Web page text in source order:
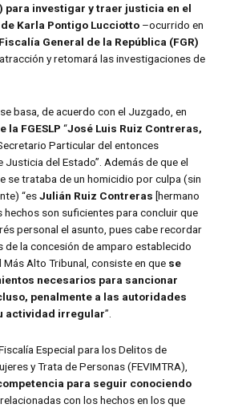
para investigar y traer justicia en el
Karla Pontigo Lucciotto –ocurrido en
Fiscalía General de la República (FGR)
y retomará las investigaciones de
basa, de acuerdo con el Juzgado, en
la FGESLP “José Luis Ruiz Contreras,
Particular del entonces
del Estado”. Además de que el
se trataba de un homicidio por culpa (sin
“esJulián Ruiz Contreras [hermano
hechos son suficientes para concluir que
personal el asunto, pues cabe recordar
de la concesión de amparo establecido
Más Alto Tribunal, consiste en que se
necesarios para sancionar
penalmente a las autoridades
actividad irregular”.
Especial para los Delitos de
y Trata de Personas (FEVIMTRA),
para seguir conociendo
relacionadas con los hechos en los que